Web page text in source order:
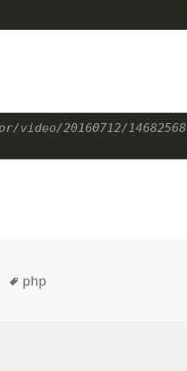
20160712/14682568
标
php